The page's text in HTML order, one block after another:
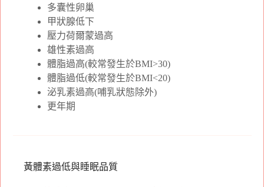
多囊性卵巢
甲狀腺低下
壓力荷爾蒙過高
雄性素過高
體脂過高(較常發生於BMI>30)
體脂過低(較常發生於BMI<20)
泌乳素過高(哺乳狀態除外)
更年期
黃體素過低與睡眠品質